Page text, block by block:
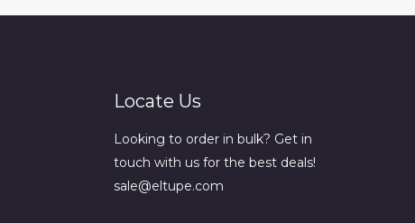
Locate Us
Looking to order in bulk? Get in
touch with us for the best deals!
sale@eltupe.com